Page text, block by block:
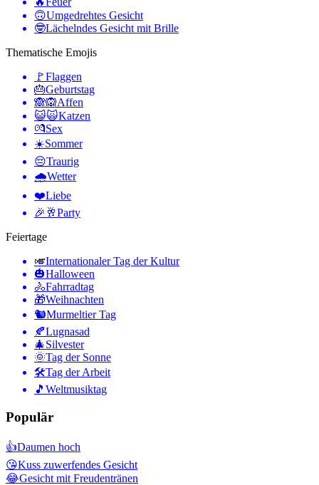
🙃Umgedrehtes Gesicht
🤓Lächelndes Gesicht mit Brille
Thematische Emojis
🚩Flaggen
🎂Geburtstag
🙈🙉Affen
😺🙀Katzen
💏Sex
☀️Sommer
😔Traurig
🌧Wetter
❤️Liebe
🎉🥂Party
Feiertage
🎺Internationaler Tag der Kultur
🎃Halloween
🚴Fahrradtag
🎁Weihnachten
🐿Murmeltier Tag
🍂Lugnasad
🎄Silvester
🌞Tag der Sonne
🛠Tag der Arbeit
🎵 Weltmusiktag
Populär
👍Daumen hoch
😘Kuss zuwerfendes Gesicht
😂Gesicht mit Freudentränen